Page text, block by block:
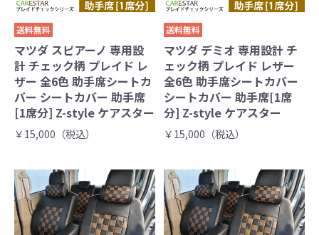
送料無料
マツダ スピアーノ 専用設
計 チェック柄 プレイド レ
ザー 全6色 助手席シートカ
バー シートカバー 助手席
[1席分] Z-style ケアスター
￥15,000（税込）
送料無料
マツダ デミオ 専用設計 チ
ェック柄 プレイド レザー
全6色 助手席シートカバー
シートカバー 助手席[1席
分] Z-style ケアスター
￥15,000（税込）